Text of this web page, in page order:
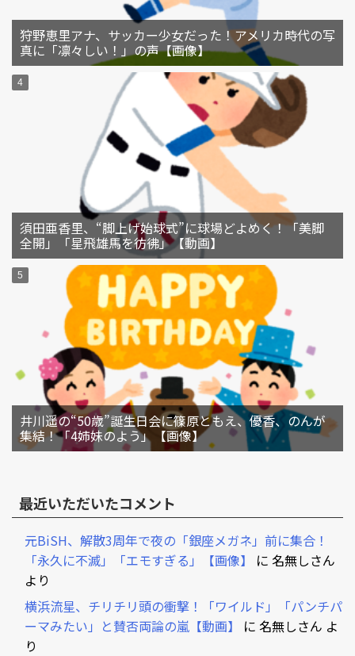
狩野恵里アナ、サッカー少女だった！アメリカ時代の写
真に「凛々しい！」の声【画像】
須田亜香里、“脚上げ始球式”に球場どよめく！「美脚
全開」「星飛雄馬を彷彿」【動画】
井川遥の“50歳”誕生日会に篠原ともえ、優香、のんが
集結！「4姉妹のよう」【画像】
最近いただいたコメント
元BiSH、解散3周年で夜の「銀座メガネ」前に集合！
「永久に不滅」「エモすぎる」【画像】
に 名無しさん
より
横浜流星、チリチリ頭の衝撃！「ワイルド」「パンチパ
ーマみたい」と賛否両論の嵐【動画】
に 名無しさん よ
り